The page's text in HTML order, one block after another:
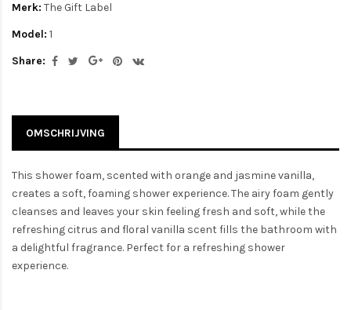
Merk: The Gift Label
Model: 1
Share:
OMSCHRIJVING
This shower foam, scented with orange and jasmine vanilla,
creates a soft, foaming shower experience. The airy foam gently
cleanses and leaves your skin feeling fresh and soft, while the
refreshing citrus and floral vanilla scent fills the bathroom with
a delightful fragrance. Perfect for a refreshing shower
experience.